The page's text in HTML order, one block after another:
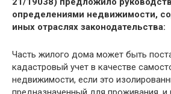
определениями недвижимости,
иных отраслях законодательства:
Часть жилого дома может быть
кадастровый учет в качестве
недвижимости, если это